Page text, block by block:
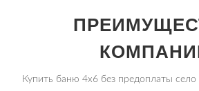
Купить баню 4х6 без предоплаты